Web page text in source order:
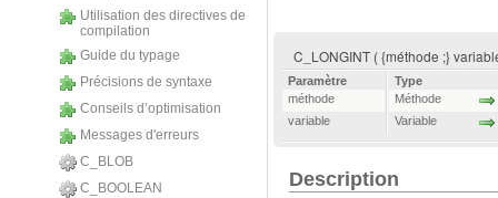
Utilisation des directives de
compilation
Guide du typage
Précisions de syntaxe
Conseils d’optimisation
Messages d'erreurs
C_BLOB
C_BOOLEAN
C_LONGINT ( {méthode ;}
Paramètre
Type
méthode
Méthode
variable
Variable
Description